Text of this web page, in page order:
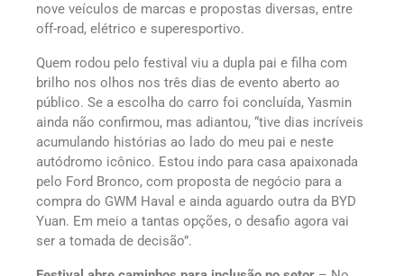
nove veículos de marcas e propostas diversas, entre
off-road, elétrico e superesportivo.
Quem rodou pelo festival viu a dupla pai e filha com
brilho nos olhos nos três dias de evento aberto ao
público. Se a escolha do carro foi concluída, Yasmin
ainda não confirmou, mas adiantou, “tive dias incríveis
acumulando histórias ao lado do meu pai e neste
autódromo icônico. Estou indo para casa apaixonada
pelo Ford Bronco, com proposta de negócio para a
compra do GWM Haval e ainda aguardo outra da BYD
Yuan. Em meio a tantas opções, o desafio agora vai
ser a tomada de decisão”.